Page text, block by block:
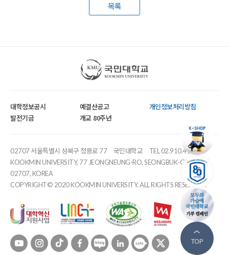
목록
TOP
국민대학교
대학정보공시 예결산공고
개인정보처리방침
발전기금
개교 80주년
02707 서울특별시 성북구 정릉로 77 국민대학교
TEL 02.910.4114
KOOKMIN UNIVERSITY, 77 JEONGNEUNG-RO, SEONGBUK-GU, SEOUL,
02707, KOREA
COPYRIGHT© 2020 KOOKMIN UNIVERSITY. ALL RIGHTS RESERVED.
유튜브 인스타 틱톡 페이스북블로그 링크드인카페 트위터